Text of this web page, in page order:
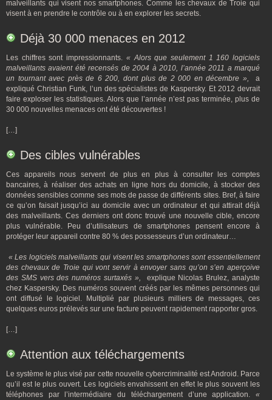
malveillants qui visent nos smartphones. Comme les chevaux de Troie qui
visent à en prendre le contrôle ou à en explorer les secrets.
Déjà 30 000 menaces en 2012
Les chiffres sont impressionnants. « Alors que seulement 1 160 logiciels
malveillants avaient été recensés de 2004 à 2010, l’année 2011 a marqué
un tournant avec près de 6 200, dont plus de 2 000 en décembre », a
expliqué Christian Funk, l’un des spécialistes de Kaspersky. Et 2012 devrait
faire exploser les statistiques. Alors que l’année n’est pas terminée, plus de
30 000 nouvelles menaces ont été découvertes !
[…]
Des cibles vulnérables
Ces appareils nous servent de plus en plus à consulter les comptes
bancaires, à réaliser des achats en ligne hors du domicile, à stocker des
données sensibles comme ses mots de passe de différents sites. Bref, à faire
ce qu’on faisait jusqu’ici au domicile avec un ordinateur et qui attirait déjà
des malveillants. Ces derniers ont donc trouvé une nouvelle cible, encore
plus vulnérable. Peu d’utilisateurs de smartphones pensent encore à
protéger leur appareil contre 80 % des possesseurs d’un ordinateur…
« Les logiciels malveillants qui visent les smartphones sont essentiellement
des chevaux de Troie qui vont servir à envoyer sans qu’on s’en aperçoive
des SMS vers des numéros surtaxés », explique Nicolas Brulez, analyste
chez Kaspersky. Des numéros souvent créés par les mêmes personnes qui
ont diffusé le logiciel. Multiplié par plusieurs milliers de messages, ces
quelques euros prélevés sur une facture peuvent rapidement rapporter gros.
[…]
Attention aux téléchargements
Le système le plus visé par cette nouvelle cybercriminalité est Android. Parce
qu’il est le plus ouvert. Les logiciels envahissent en effet le plus souvent les
téléphones par l’intermédiaire du téléchargement d’une application. «